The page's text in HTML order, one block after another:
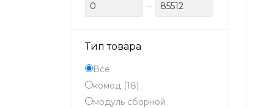
Тип товара
Все
комод (18)
модуль сборной